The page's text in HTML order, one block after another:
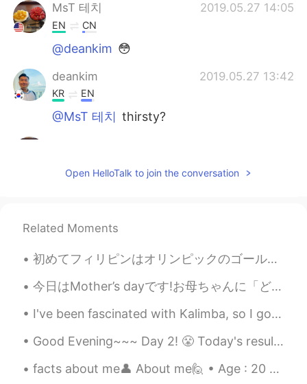
MsT 테치 2019.05.27 14:05
EN CN
@deankim 😳
deankim 2019.05.27 13:42
KR EN
@MsT 테치 thirsty?
MsT 테치
@deankimwhere?
deankim 2019.05.27 12:59
KR EN
Are you thir?
Hong 2019.05.27 12:34
Open HelloTalk to join the conversation
Related Moments
初めてフィリピンはオリンピックのゴールドを勝った！本当に嬉しくて感情がおふれてる！😭😭😭東京で勝った！嬉しい！！！ 私の生涯では起こらないと思いきや！ 間違って、よかったです！😭😭😭 フィリ...
今日はMother’s dayです!お母ちゃんに「どんなプレゼントが欲しい？」と聞きました。お母ちゃんは「新しいIpadが欲しい！」と言いました。3年前、彼女にIpadを買いました。今、そのIp...
I've been fascinated with Kalimba, so I got one. Going to learn in this weekend. Maybe it'll s...
Good Evening~~~ Day 2! 😤 Today's result~ 🍁 Learned the vowels and some dipthongs 🍁Hello and My n...
facts about me👤 About me🙋 • Age : 20 • Where are you from?: Philippines • Height : 168cm • Ey...